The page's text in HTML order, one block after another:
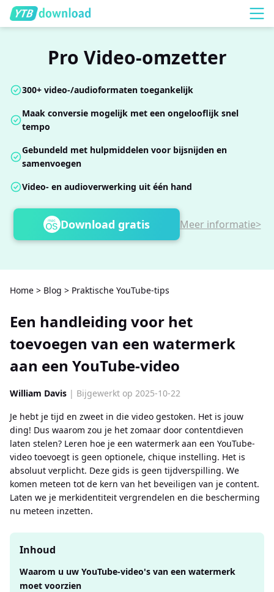
Pro Video-omzetter
300+ video-/audioformaten toegankelijk
Maak conversie mogelijk met een ongelooflijk snel
tempo
Gebundeld met hulpmiddelen voor bijsnijden en
samenvoegen
Video- en audioverwerking uit één hand
Download gratis Meer informatie>
Home > Blog > Praktische YouTube-tips
Een handleiding voor het
toevoegen van een watermerk
aan een YouTube-video
William Davis | Bijgewerkt op 2025-10-22
Je hebt je tijd en zweet in die video gestoken. Het is jouw
ding! Dus waarom zou je het zomaar door contentdieven
laten stelen? Leren hoe je een watermerk aan een YouTube-
video toevoegt is geen optionele, chique instelling. Het is
absoluut verplicht. Deze gids is geen tijdverspilling. We
komen meteen tot de kern van het beveiligen van je content.
Laten we je merkidentiteit vergrendelen en die bescherming
nu meteen inzetten.
Inhoud
Waarom u uw YouTube-video's van een watermerk
moet voorzien